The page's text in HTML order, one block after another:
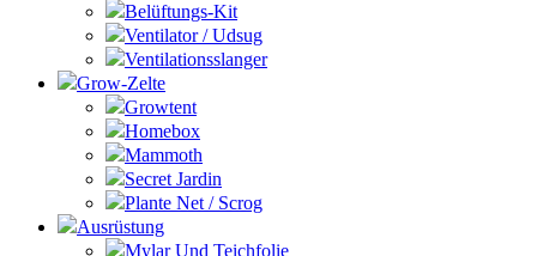
Belüftungs-Kit
Ventilator / Udsug
Ventilationsslanger
Grow-Zelte
Growtent
Homebox
Mammoth
Secret Jardin
Plante Net / Scrog
Ausrüstung
Mylar Und Teichfolie